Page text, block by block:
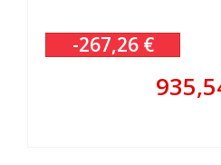
-267,26 €